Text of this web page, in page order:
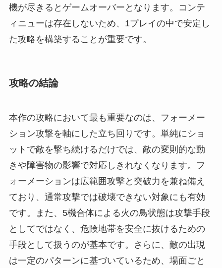
機が尽きるとゲームオーバーとなります。コンテ
ィニューは存在しないため、1プレイの中で安定し
た攻略を構築することが重要です。
攻略の結論
本作の攻略において最も重要なのは、フォーメー
ション攻撃を軸にした立ち回りです。単純にショ
ットで敵を撃ち続けるだけでは、敵の変則的な動
きや障害物の影響で対応しきれなくなります。フ
ォーメーションは広範囲攻撃と突破力を兼ね備え
ており、通常攻撃では破壊できない対象にも有効
です。また、5機合体による火の鳥状態は攻撃手段
としてではなく、危険地帯を安全に抜けるための
手段として扱うのが基本です。さらに、敵の出現
は一定のパターンに基づいているため、場面ごと